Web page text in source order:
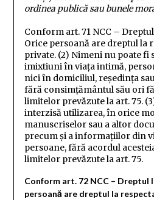
ordinea publică sau bunele
Conform art. 71 NCC –
Orice persoană are dreptul la
private. (2) Nimeni nu poate fi
imixtiuni în viaţa intimă,
nici în domiciliul, reşedinţa
fără consimţământul său ori
limitelor prevăzute la art. 75.
interzisă utilizarea, în orice
manuscriselor sau a altor
precum şi a informaţiilor din
persoane, fără acordul
limitelor prevăzute la art. 75.
Conform art. 72 NCC – Dreptul
persoană are dreptul la